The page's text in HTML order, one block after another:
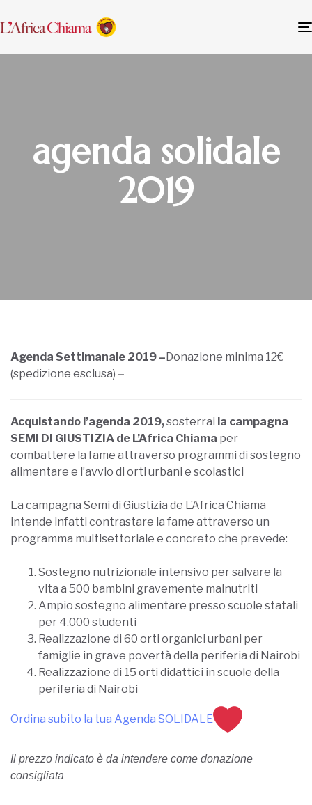
agenda solidale
2019
Agenda Settimanale 2019 – Donazione minima 12€
(spedizione esclusa) –
Acquistando l’agenda 2019,sosterrai la campagna
SEMI DI GIUSTIZIA de L’Africa Chiama per
combattere la fame attraverso programmi di sostegno
alimentare e l’avvio di orti urbani e scolastici
La campagna Semi di Giustizia de L’Africa Chiama
intende infatti contrastare la fame attraverso un
programma multisettoriale e concreto che prevede:
Sostegno nutrizionale intensivo per salvare la
vita a 500 bambini gravemente malnutriti
Ampio sostegno alimentare presso scuole statali
per 4.000 studenti
Realizzazione di 60 orti organici urbani per
famiglie in grave povertà della periferia di Nairobi
Realizzazione di 15 orti didattici in scuole della
periferia di Nairobi
Ordina subito la tua Agenda SOLIDALE
Il prezzo indicato è da intendere come donazione
consigliata